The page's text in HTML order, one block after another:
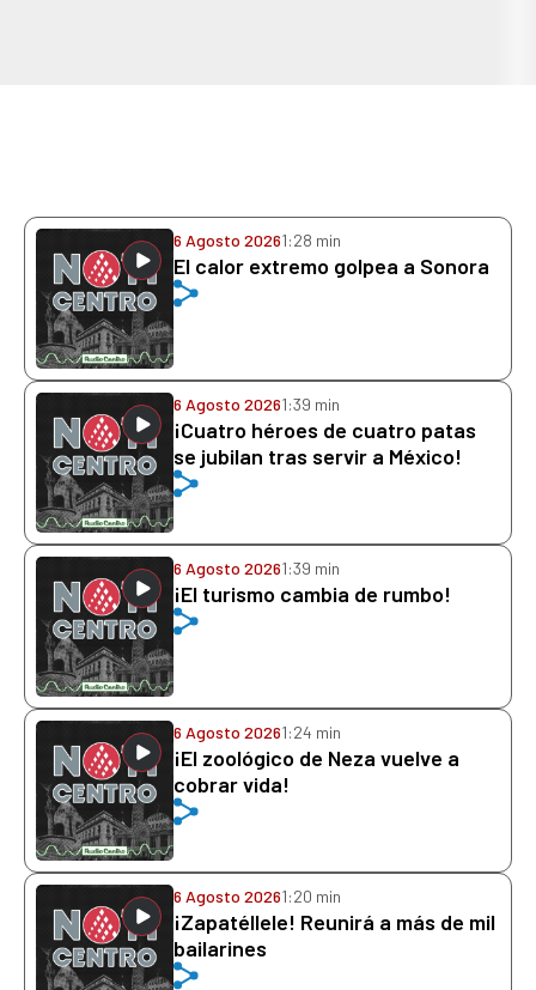
6 Agosto 20261:28 min
El calor extremo golpea a Sonora
6 Agosto 20261:39 min
¡Cuatro héroes de cuatro patas
se jubilan tras servir a México!
6 Agosto 20261:39 min
¡El turismo cambia de rumbo!
6 Agosto 20261:24 min
¡El zoológico de Neza vuelve a
cobrar vida!
6 Agosto 20261:20 min
¡Zapatéllele! Reunirá a más de mil
bailarines